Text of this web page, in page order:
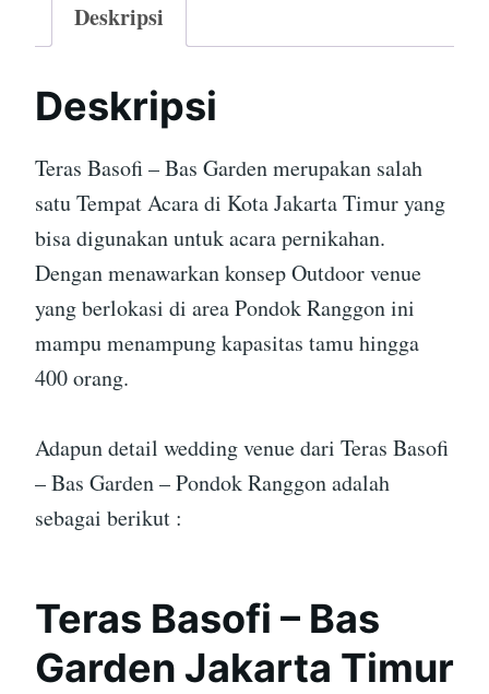
Deskripsi
Deskripsi
Teras Basofi – Bas Garden merupakan salah
satu Tempat Acara di Kota Jakarta Timur yang
bisa digunakan untuk acara pernikahan.
Dengan menawarkan konsep Outdoor venue
yang berlokasi di area Pondok Ranggon ini
mampu menampung kapasitas tamu hingga
400 orang.
Adapun detail wedding venue dari Teras Basofi
– Bas Garden – Pondok Ranggon adalah
sebagai berikut :
Teras Basofi – Bas
Garden Jakarta Timur